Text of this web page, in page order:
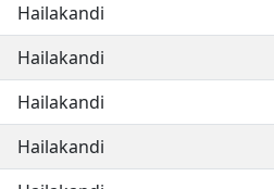
Hailakandi
Hailakandi
Hailakandi
Hailakandi